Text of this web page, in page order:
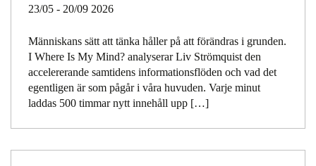
23/05 - 20/09 2026
Människans sätt att tänka håller på att förändras i grunden.
I Where Is My Mind? analyserar Liv Strömquist den
accelererande samtidens informationsflöden och vad det
egentligen är som pågår i våra huvuden. Varje minut
laddas 500 timmar nytt innehåll upp […]